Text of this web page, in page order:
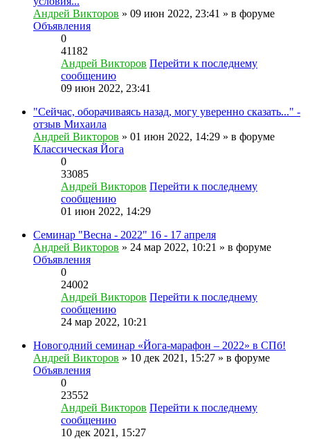
Андрей Викторов » 09 июн 2022, 23:41 » в форуме
Объявления
0
41182
Андрей Викторов Перейти к последнему
сообщению
09 июн 2022, 23:41
"Сейчас, оборачиваясь назад, могу уверенно сказать..." -
отзыв Михаила
Андрей Викторов » 01 июн 2022, 14:29 » в форуме
Классическая Йога
0
33085
Андрей Викторов Перейти к последнему
сообщению
01 июн 2022, 14:29
Семинар "Весна - 2022" 16 - 17 апреля
Андрей Викторов » 24 мар 2022, 10:21 » в форуме
Объявления
0
24002
Андрей Викторов Перейти к последнему
сообщению
24 мар 2022, 10:21
Новогодний семинар «Йога-марафон – 2022» в СПб!
Андрей Викторов » 10 дек 2021, 15:27 » в форуме
Объявления
0
23552
Андрей Викторов Перейти к последнему
сообщению
10 дек 2021, 15:27